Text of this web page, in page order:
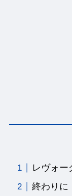
レヴォー
終わりに